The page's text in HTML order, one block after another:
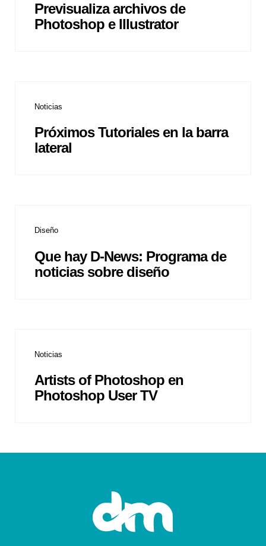
Previsualiza archivos de
Photoshop e Illustrator
Noticias
Próximos Tutoriales en la barra
lateral
Diseño
Que hay D-News: Programa de
noticias sobre diseño
Noticias
Artists of Photoshop en
Photoshop User TV